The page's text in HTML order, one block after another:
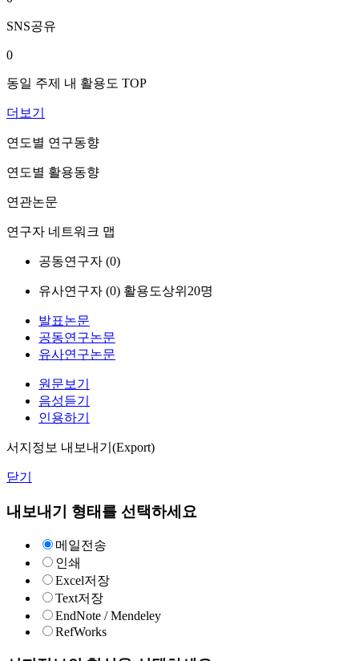
SNS공유
0
동일 주제 내 활용도 TOP
더보기
연도별 연구동향
연도별 활용동향
연관논문
연구자 네트워크 맵
공동연구자 (0)
유사연구자 (0) 활용도상위20명
발표논문
공동연구논문
유사연구논문
원문보기
음성듣기
인용하기
서지정보 내보내기(Export)
닫기
내보내기 형태를 선택하세요
메일전송
인쇄
Excel저장
Text저장
EndNote / Mendeley
RefWorks